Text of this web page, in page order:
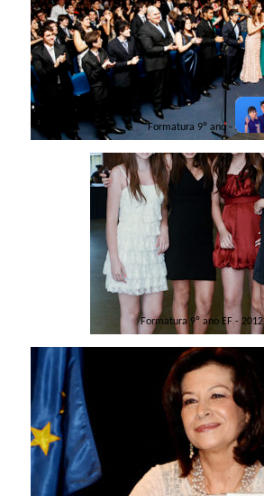
Formatura 9º ano - 2011
Formatura 9º ano EF - 2012